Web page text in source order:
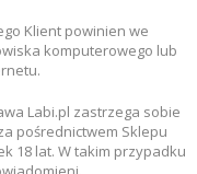
Klient powinien we
komputerowego lub
Labi.pl zastrzega sobie
pośrednictwem Sklepu
18 lat. W takim przypadku